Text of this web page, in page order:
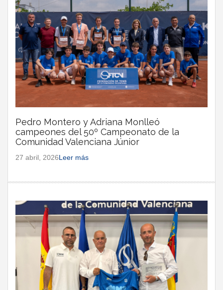
Pedro Montero y Adriana Monlleó
campeones del 50º Campeonato de la
Comunidad Valenciana Júnior
27 abril, 2026Leer más